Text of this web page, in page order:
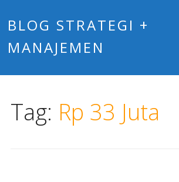
BLOG STRATEGI +
MANAJEMEN
Tag: Rp 33 Juta